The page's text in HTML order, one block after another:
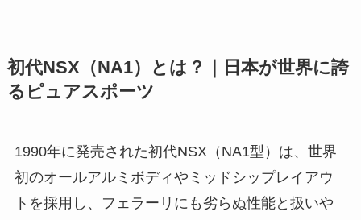
初代NSX（NA1）とは？｜日本が世界に誇
るピュアスポーツ
1990年に発売された初代NSX（NA1型）は、世界
初のオールアルミボディやミッドシップレイアウ
トを採用し、フェラーリにも劣らぬ性能と扱いや